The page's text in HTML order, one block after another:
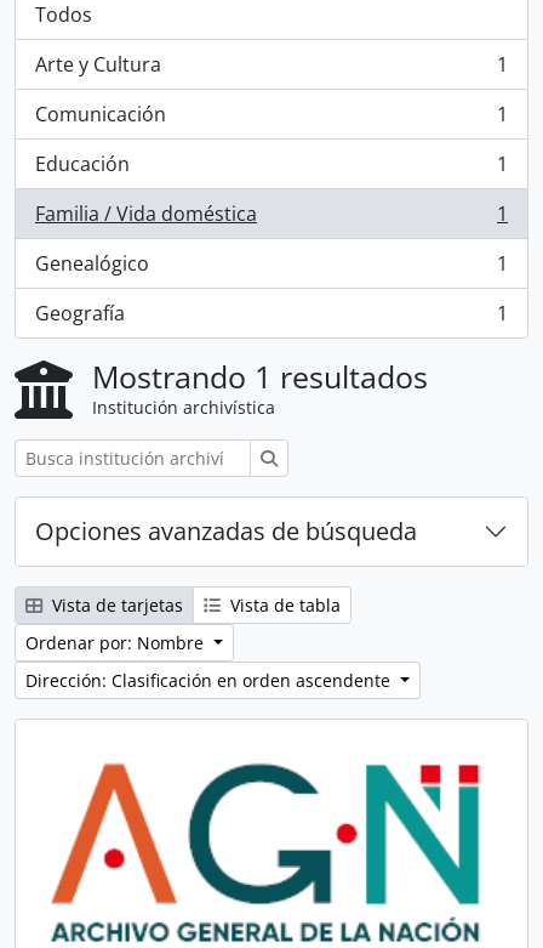
Todos
Arte y Cultura
, 1 resultados
1
Comunicación
, 1 resultados
1
Educación
, 1 resultados
1
Familia / Vida doméstica
, 1 resultados
1
Genealógico
, 1 resultados
1
Geografía
, 1 resultados 1
Mostrando 1 resultados
Institución archivística
Opciones avanzadas de búsqueda
Vista de tarjetas
Vista de tabla
Ordenar por: Nombre
Dirección: Clasificación en orden ascendente